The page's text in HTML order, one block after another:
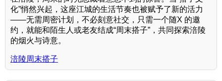
化”悄然兴起，这座江城的生活节奏也被赋予了新的活力
——无需周密计划，不必刻意社交，只需一个随X 的邀
约，就能和陌生人或老友结成“周末搭子”，共同探索涪陵
的烟火与诗意。
涪陵周末搭子